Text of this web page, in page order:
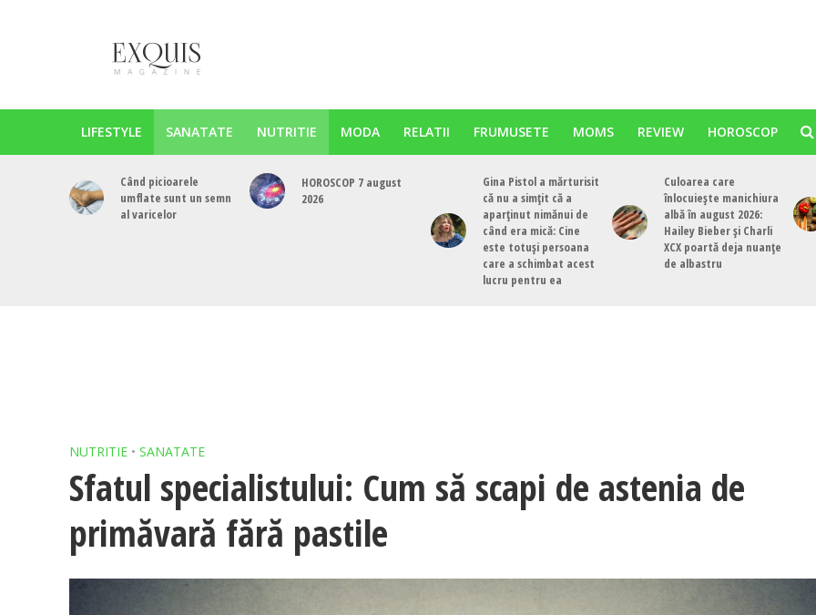
LIFESTYLE SANATATE NUTRITIE MODA RELATII FRUMUSETE MOMS REVIEW HOROSCOP
Când picioarele
umflate sunt un semn
al varicelor
HOROSCOP 7 august
2026
Gina Pistol a mărturisit
că nu a simțit că a
aparținut nimănui de
când era mică: Cine
este totuși persoana
care a schimbat acest
lucru pentru ea
Culoarea care
înlocuiește manichiura
albă în august 2026:
Hailey Bieber și Charli
XCX poartă deja nuanțe
de albastru
NUTRITIE • SANATATE
Sfatul specialistului: Cum să scapi de astenia de
primăvară fără pastile